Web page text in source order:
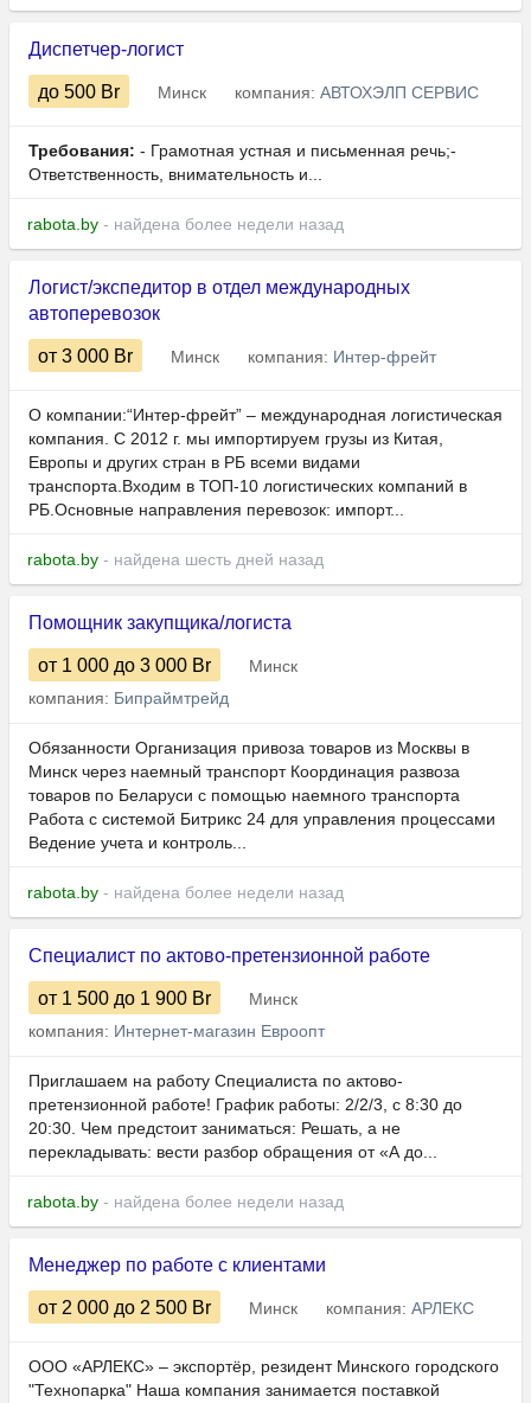
Диспетчер-логист
до 500 Br Минск компания: АВТОХЭЛП СЕРВИС
Требования: - Грамотная устная и письменная речь;-
Ответственность, внимательность и...
rabota.by - найдена более недели назад
Логист/экспедитор в отдел международных
автоперевозок
от 3 000 Br Минск компания: Интер-фрейт
О компании:“Интер-фрейт” – международная логистическая
компания. С 2012 г. мы импортируем грузы из Китая,
Европы и других стран в РБ всеми видами
транспорта.Входим в ТОП-10 логистических компаний в
РБ.Основные направления перевозок: импорт...
rabota.by - найдена шесть дней назад
Помощник закупщика/логиста
от 1 000 до 3 000 Br
Минск
компания: Бипраймтрейд
Обязанности Организация привоза товаров из Москвы в
Минск через наемный транспорт Координация развоза
товаров по Беларуси с помощью наемного транспорта
Работа с системой Битрикс 24 для управления процессами
Ведение учета и контроль...
rabota.by - найдена более недели назад
Специалист по актово-претензионной работе
от 1 500 до 1 900 Br
Минск
компания: Интернет-магазин Евроопт
Приглашаем на работу Специалиста по актово-
претензионной работе! График работы: 2/2/3, с 8:30 до
20:30. Чем предстоит заниматься: Решать, а не
перекладывать: вести разбор обращения от «А до...
rabota.by - найдена более недели назад
Менеджер по работе с клиентами
от 2 000 до 2 500 Br Минск компания: АРЛЕКС
ООО «АРЛЕКС» – экспортёр, резидент Минского городского
"Технопарка" Наша компания занимается поставкой